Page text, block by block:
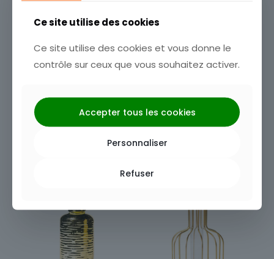
Ce site utilise des cookies
Ce site utilise des cookies et vous donne le
contrôle sur ceux que vous souhaitez activer.
Refuser
Personnaliser
Accepter tous les cookies